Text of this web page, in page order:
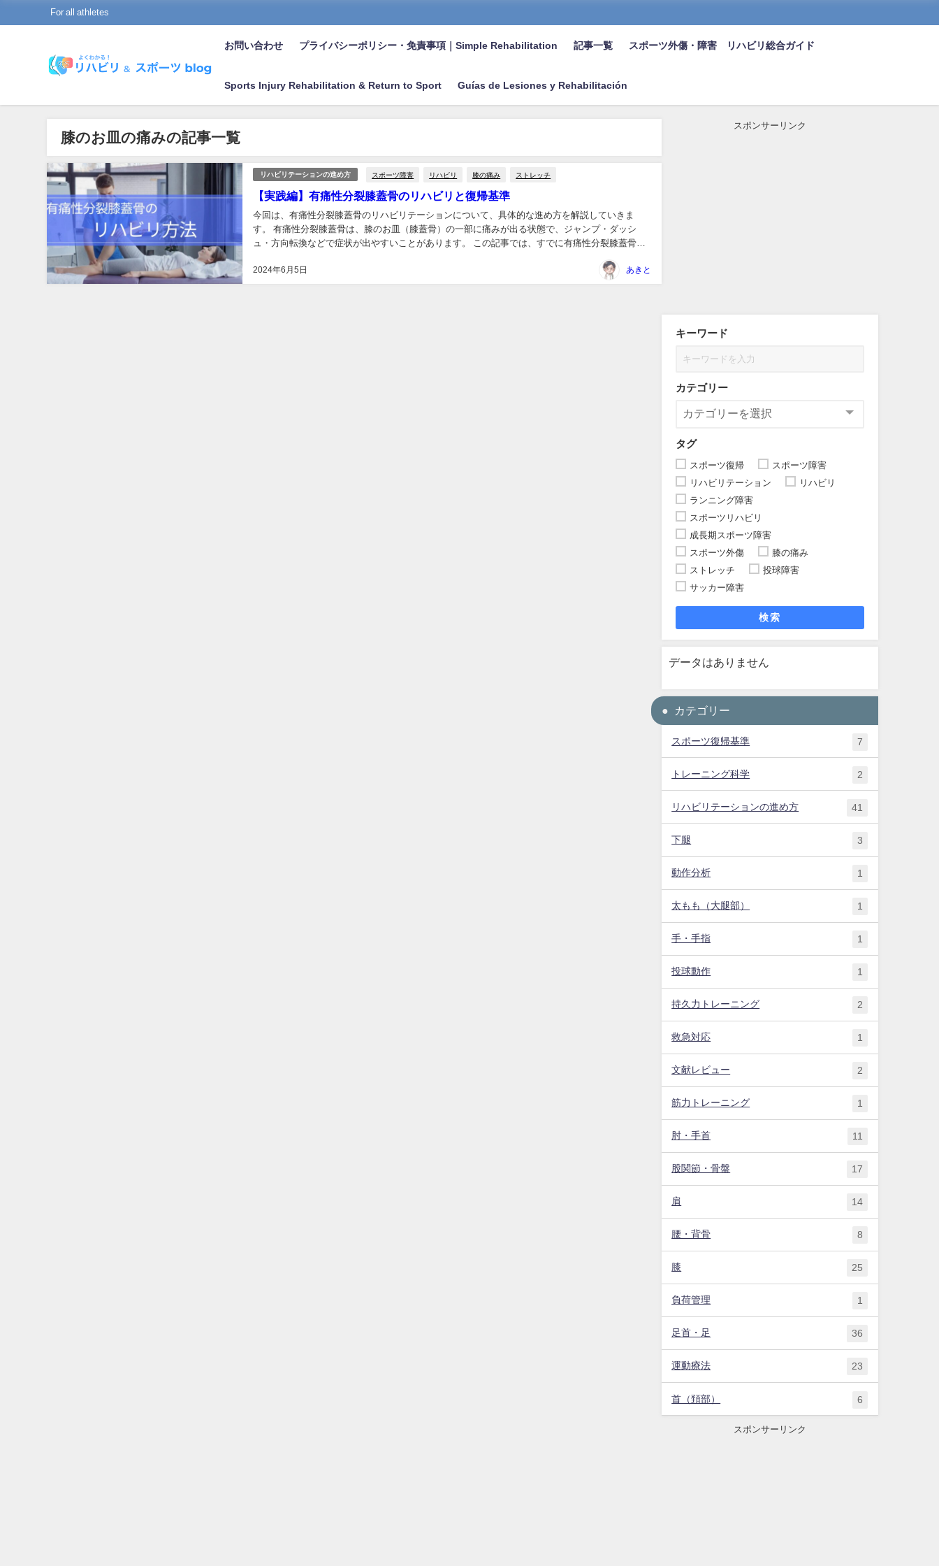
For all athletes
お問い合わせ プライバシーポリシー・免責事項｜Simple Rehabilitation 記事一覧 スポーツ外傷・障害 リハビリ総合ガイド
Sports Injury Rehabilitation & Return to Sport Guías de Lesiones y Rehabilitación
膝のお皿の痛みの記事一覧
リハビリテーションの進め方 スポーツ障害 リハビリ 膝の痛み ストレッチ
【実践編】有痛性分裂膝蓋骨のリハビリと復帰基準
2024年6月5日
今回は、有痛性分裂膝蓋骨のリハビリテーションについて、具体的な進め方を解説していきま
す。 有痛性分裂膝蓋骨は、膝のお皿（膝蓋骨）の一部に痛みが出る状態で、ジャンプ・ダッシ
ュ・方向転換などで症状が出やすいことがあります。 この記事では、すでに有痛性分裂膝蓋骨が
あきと
スポンサーリンク
キーワード
カテゴリー
タグ
スポーツ復帰
スポーツ障害
リハビリテーション
リハビリ
ランニング障害
スポーツリハビリ
成長期スポーツ障害
スポーツ外傷
膝の痛み
ストレッチ
投球障害
サッカー障害
検索
データはありません
カテゴリー
スポーツ復帰基準 7
トレーニング科学 2
リハビリテーションの進め方 41
下腿 3
動作分析 1
太もも（大腿部） 1
手・手指 1
投球動作 1
持久力トレーニング 2
救急対応 1
文献レビュー 2
筋力トレーニング 1
肘・手首 11
股関節・骨盤 17
肩 14
腰・背骨 8
膝 25
負荷管理 1
足首・足 36
運動療法 23
首（頚部） 6
スポンサーリンク